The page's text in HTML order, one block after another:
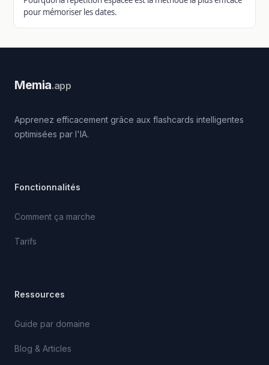
pour mémoriser les dates.
Memia.app
Apprenez efficacement grâce aux flashcards intelligentes
optimisées par l'IA.
Fonctionnalités
Comment ça marche
Tarifs
Ressources
Guide par domaine
Blog & Articles